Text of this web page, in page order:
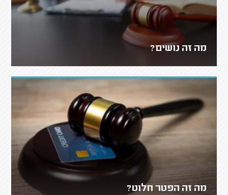
מה זה נושים?
מה זה הפטר חלוט?